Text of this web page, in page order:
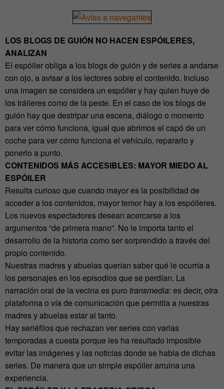
LOS BLOGS DE GUIÓN NO HACEN ESPÓILERES,
ANALIZAN
El espóiler obliga a los blogs de guión y de series a andarse
con ojo, a avisar a los lectores sobre el contenido. Incluso
una imagen se considera un espóiler y hay quien huye de
los tráileres como de la peste. En el caso de los blogs de
guión hay que destripar una escena, diálogo o momento
para ver cómo funciona, igual que abrimos el capó de un
coche para ver cómo funciona el vehículo, repararlo y
ponerlo a punto.
CONTENIDOS MÁS ACCESIBLES: MAYOR MIEDO AL
ESPÓILER
Resulta curioso que cuando mayor es la posibilidad de
acceder a los contenidos, mayor temor hay a los espóileres.
Los nuevos espectadores desean acercarse a los
argumentos “de primera mano”. No le importa tanto el
desarrollo de la historia como ser sorprendido a través del
propio contenido.
Nuestras madres y abuelas querían saber qué le ocurría a
los personajes en los episodios que se perdían. La
narración oral de la vecina es puro transmedia: es decir, otra
plataforma o vía de comunicación que permitía a nuestras
madres y abuelas estar al tanto.
Hay seriéfilos que rechazan ver series con varias
temporadas a cuesta porque les ha resultado imposible
evitar las imágenes y las noticias donde se habla de dichas
series. De manera que un simple espóiler arruina una
experiencia.